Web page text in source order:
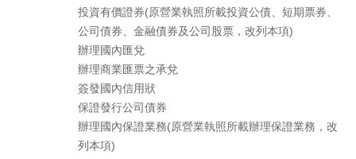
投資有價證券(原營業執照所載投資公債、短期票券、
公司債券、金融債券及公司股票，改列本項)
辦理國內匯兌
辦理商業匯票之承兌
簽發國內信用狀
保證發行公司債券
辦理國內保證業務(原營業執照所載辦理保證業務，改
列本項)